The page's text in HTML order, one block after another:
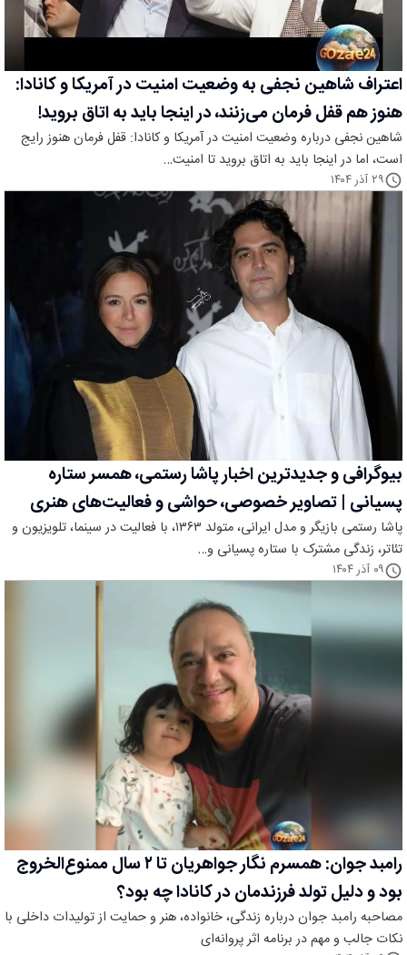
اعتراف شاهین نجفی به وضعیت امنیت در آمریکا و کانادا:
هنوز هم قفل فرمان می‌زنند، در اینجا باید به اتاق بروید!
شاهین نجفی درباره وضعیت امنیت در آمریکا و کانادا: قفل فرمان هنوز رایج
است، اما در اینجا باید به اتاق بروید تا امنیت…
۲۹ آذر ۱۴۰۴
بیوگرافی و جدیدترین اخبار پاشا رستمی، همسر ستاره
پسیانی | تصاویر خصوصی، حواشی و فعالیت‌های هنری
پاشا رستمی بازیگر و مدل ایرانی، متولد ۱۳۶۳، با فعالیت در سینما، تلویزیون و
تئاتر، زندگی مشترک با ستاره پسیانی و…
۰۹ آذر ۱۴۰۴
رامبد جوان: همسرم نگار جواهریان تا ۲ سال ممنوع‌الخروج
بود و دلیل تولد فرزندمان در کانادا چه بود؟
مصاحبه رامبد جوان درباره زندگی، خانواده، هنر و حمایت از تولیدات داخلی با
نکات جالب و مهم در برنامه اثر پروانه‌ای